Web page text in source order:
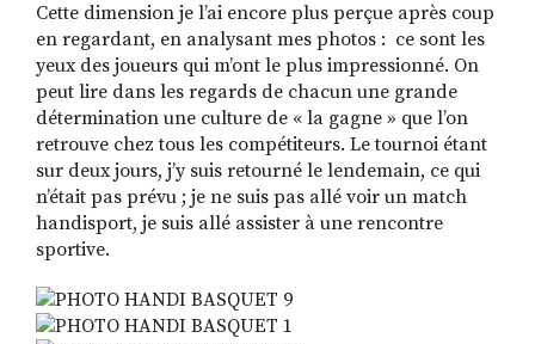
S'INSCRIRE À LA NEWSLETTER
FACEBOOKINSTAGRAM
LINKEDINYOUTUBE
Cette dimension je l’ai encore plus perçue après coup
en regardant, en analysant mes photos : ce sont les
yeux des joueurs qui m’ont le plus impressionné. On
peut lire dans les regards de chacun une grande
détermination une culture de « la gagne » que l’on
retrouve chez tous les compétiteurs. Le tournoi étant
sur deux jours, j’y suis retourné le lendemain, ce qui
n’était pas prévu ; je ne suis pas allé voir un match
handisport, je suis allé assister à une rencontre
sportive.